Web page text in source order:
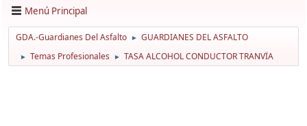
Menú Principal
GDA.-Guardianes Del Asfalto ► GUARDIANES DEL ASFALTO
► Temas Profesionales ► TASA ALCOHOL CONDUCTOR TRANVÏA